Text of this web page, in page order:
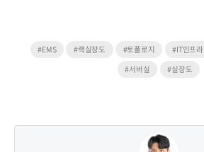
#EMS #랙실장도 #토폴로지 #IT인프라
#서버실
#실장도